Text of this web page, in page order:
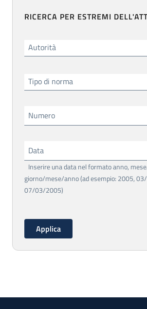
RICERCA PER ESTREMI
Autorità
Tipo di norma
Numero
Data
Inserire una data nel formato anno,
giorno/mese/anno (ad esempio: 2005,
07/03/2005)